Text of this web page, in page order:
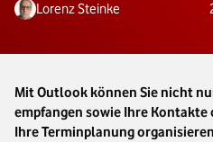
Lorenz Steinke
Mit Outlook können Sie nicht
empfangen sowie Ihre
Ihre Terminplanung